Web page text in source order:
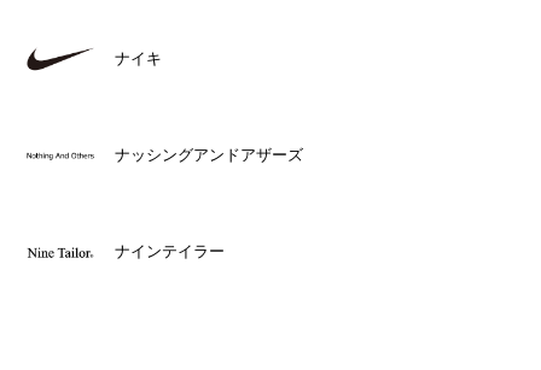
ナイキ
ナッシングアンドアザーズ
ナインテイラー